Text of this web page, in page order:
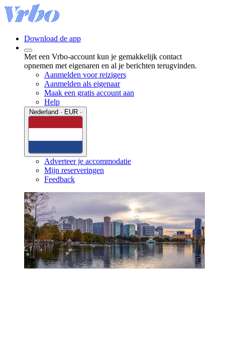
Download de app
Met een Vrbo-account kun je gemakkelijk contact
opnemen met eigenaren en al je berichten terugvinden.
Aanmelden voor reizigers
Aanmelden als eigenaar
Maak een gratis account aan
Help
Adverteer je accommodatie
Mijn reserveringen
Feedback